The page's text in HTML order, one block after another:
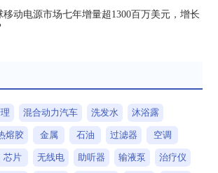
动电源市场七年增量超1300百万美元，增长
混合动力汽车 洗发水 沐浴露
熔胶 金属 石油 过滤器 空调
芯片 无线电 助听器 输液泵 治疗仪